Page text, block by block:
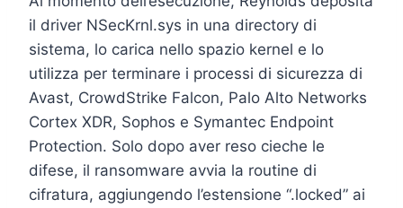
il driver NSecKrnl.sys in una directory di
sistema, lo carica nello spazio kernel e lo
utilizza per terminare i processi di sicurezza di
Avast, CrowdStrike Falcon, Palo Alto Networks
Cortex XDR, Sophos e Symantec Endpoint
Protection. Solo dopo aver reso cieche le
difese, il ransomware avvia la routine di
cifratura, aggiungendo l’estensione “.locked” ai